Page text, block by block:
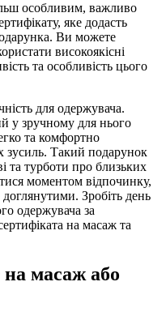
особливим, важливо
яке додасть
Ви можете
високоякісні
та особливість цього
для одержувача.
у зручному для нього
та комфортно
зусиль. Такий подарунок
та турботи про близьких
моментом відпочинку,
Зробіть день
одержувача за
на масаж та
масаж або